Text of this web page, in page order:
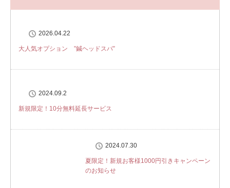
2026.04.22
大人気オプション ”鍼ヘッドスパ”
2024.09.2
新規限定！10分無料延長サービス
2024.07.30
夏限定！新規お客様1000円引きキャンペーン
のお知らせ